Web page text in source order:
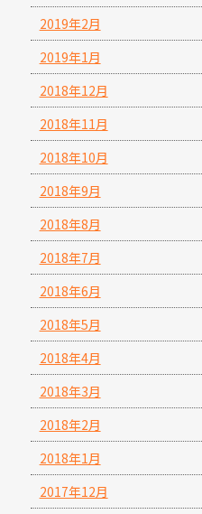
2019年2月
2019年1月
2018年12月
2018年11月
2018年10月
2018年9月
2018年8月
2018年7月
2018年6月
2018年5月
2018年4月
2018年3月
2018年2月
2018年1月
2017年12月